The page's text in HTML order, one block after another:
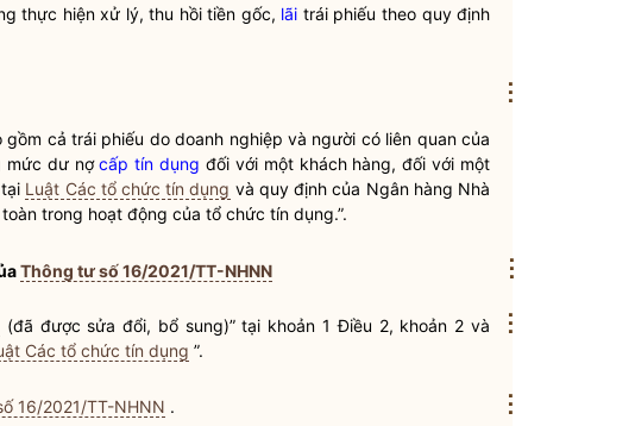
thực hiện xử lý, thu hồi tiền gốc, lãi trái phiếu theo quy định
gồm cả trái phiếu do doanh nghiệp và người có liên quancủa
mức dư nợcấp tín dụng đối với một khách hàng, đối với một
Luật Các tổ chức tín dụng và quy định của Ngân hàng Nhà
trong hoạt động của tổ chức tín dụng.”.
Thông tư số 16/2021/TT-NHNN
(đã được sửa đổi, bổ sung)” tại khoản 1 Điều 2, khoản 2 và
Các tổ chức tín dụng ”.
16/2021/TT-NHNN .
⋮
⋮
⋮
⋮